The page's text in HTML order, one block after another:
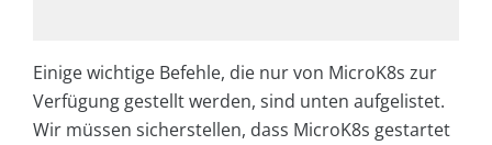
Einige wichtige Befehle, die nur von MicroK8s zur
Verfügung gestellt werden, sind unten aufgelistet.
Wir müssen sicherstellen, dass MicroK8s gestartet